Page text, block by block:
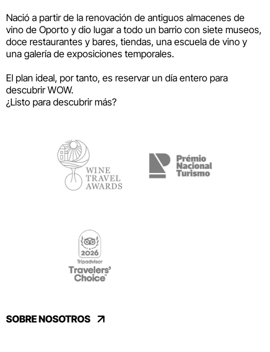
Nació a partir de la renovación de antiguos almacenes de
vino de Oporto y dio lugar a todo un barrio con siete museos,
doce restaurantes y bares, tiendas, una escuela de vino y
una galería de exposiciones temporales.
El plan ideal, por tanto, es reservar un día entero para
descubrir WOW.
¿Listo para descubrir más?
SOBRE NOSOTROS